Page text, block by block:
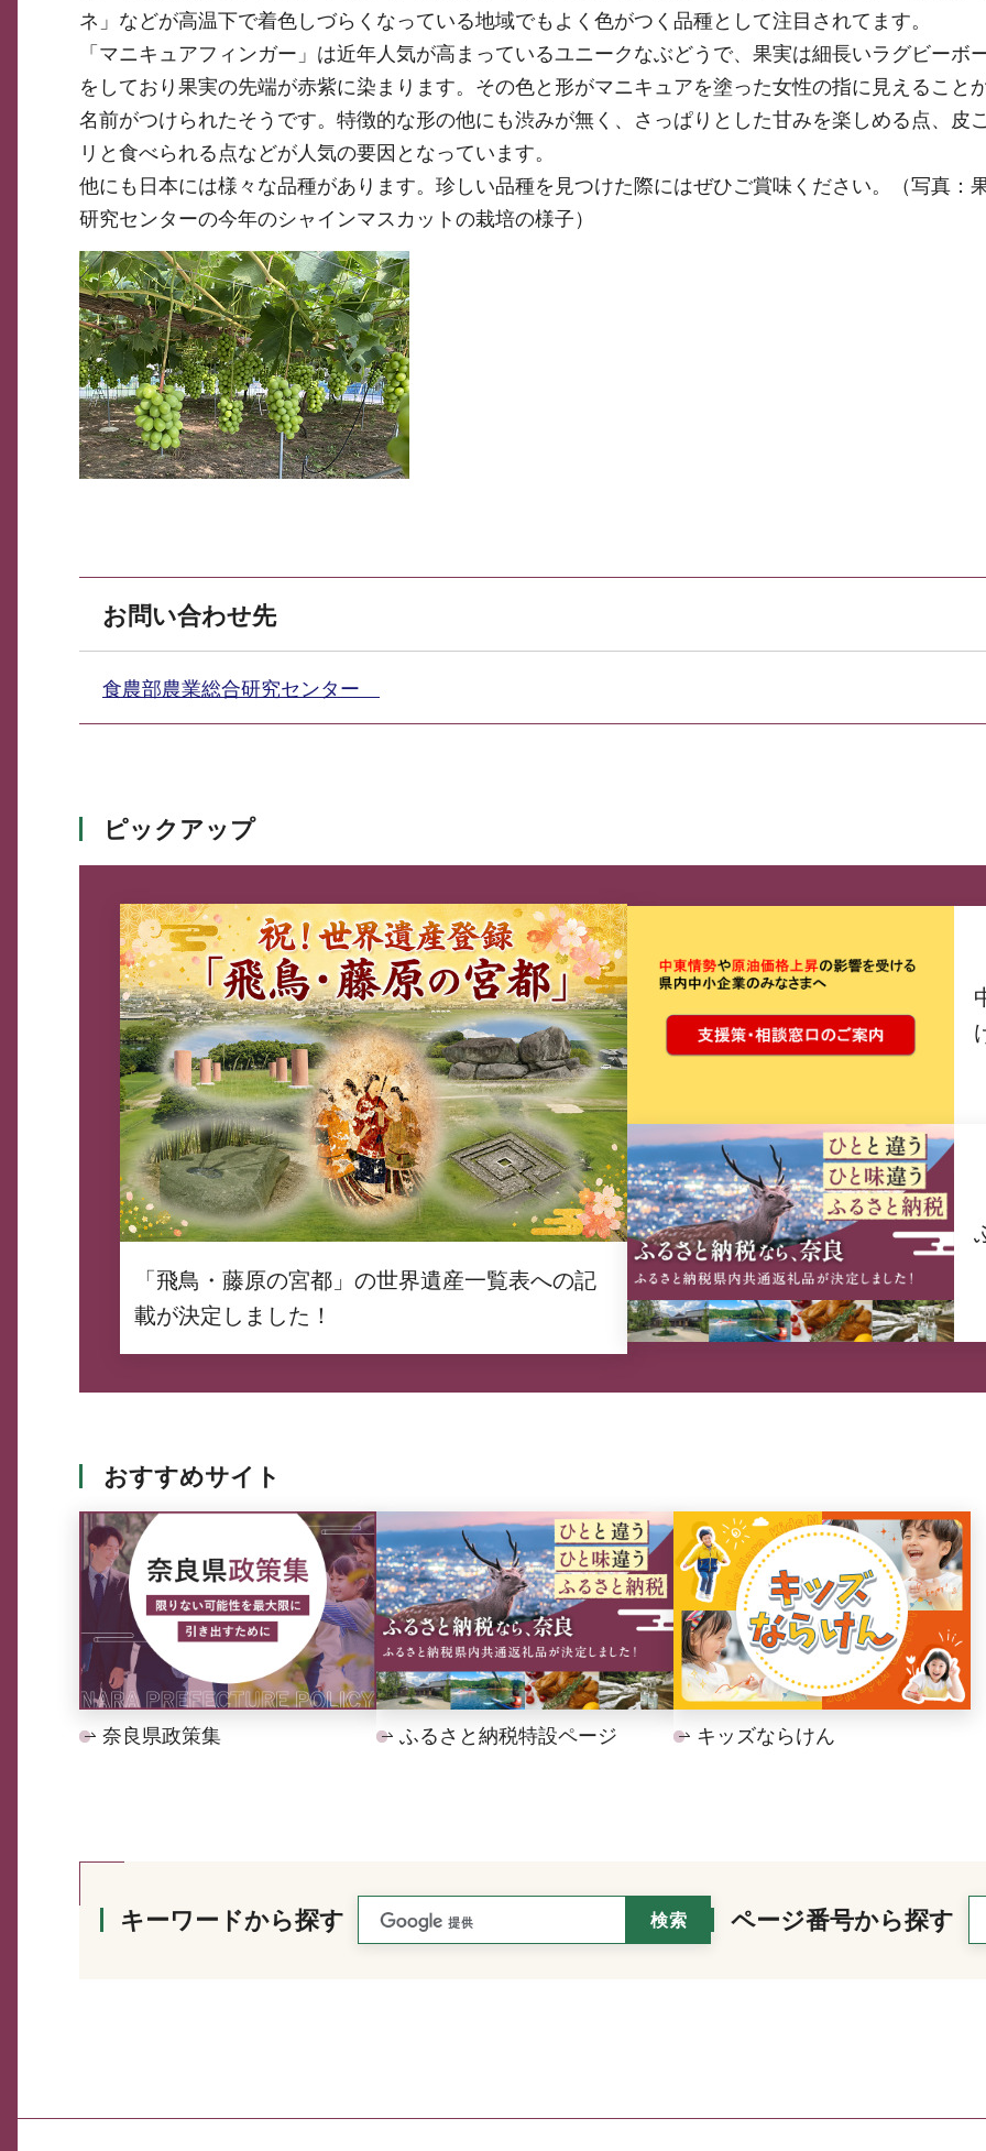
ネ」などが高温下で着色しづらくなっている地域でもよく色がつく品種として注目されてます。
「マニキュアフィンガー」は近年人気が高まっているユニークなぶどうで、果実は細長いラグビーボ
をしており果実の先端が赤紫に染まります。その色と形がマニキュアを塗った女性の指に見えること
名前がつけられたそうです。特徴的な形の他にも渋みが無く、さっぱりとした甘みを楽しめる点、皮
リと食べられる点などが人気の要因となっています。
他にも日本には様々な品種があります。珍しい品種を見つけた際にはぜひご賞味ください。（写真：
研究センターの今年のシャインマスカットの栽培の様子）
お問い合わせ先
食農部農業総合研究センター
ピックアップ
「飛鳥・藤原の宮都」の世界遺産一覧表への記
載が決定しました！
おすすめサイト
奈良県政策集 ふるさと納税特設ページ キッズならけん
キーワードから探す ページ番号から探す